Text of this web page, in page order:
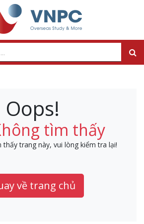
Oops!
tìm thấy
thấy trang này, vui lòng kiểm tra lại!
về trang chủ